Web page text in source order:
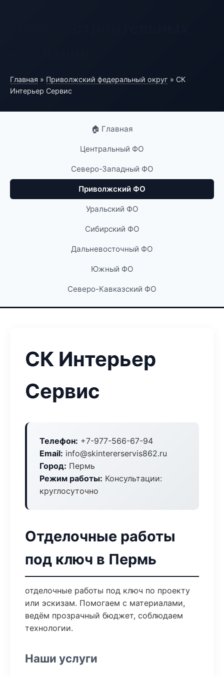
Главная » Приволжский федеральный округ » СК
Интерьер Сервис
🏠 Главная
Центральный ФО
Северо-Западный ФО
Приволжский ФО
Уральский ФО
Сибирский ФО
Дальневосточный ФО
Южный ФО
Северо-Кавказский ФО
СК Интерьер
Сервис
Телефон: +7-977-566-67-94
Email: info@skintererservis862.ru
Город: Пермь
Режим работы: Консультации:
круглосуточно
Отделочные работы
под ключ в Пермь
отделочные работы под ключ по проекту
или эскизам. Помогаем с материалами,
ведём прозрачный бюджет, соблюдаем
технологии.
Наши услуги